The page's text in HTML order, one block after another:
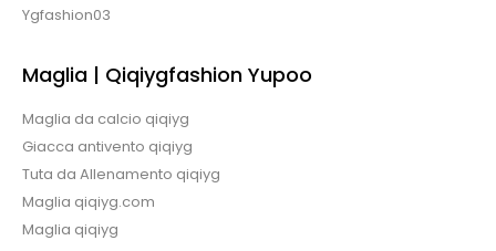
Ygfashion03
Maglia | Qiqiygfashion Yupoo
Maglia da calcio qiqiyg
Giacca antivento qiqiyg
Tuta da Allenamento qiqiyg
Maglia qiqiyg.com
Maglia qiqiyg